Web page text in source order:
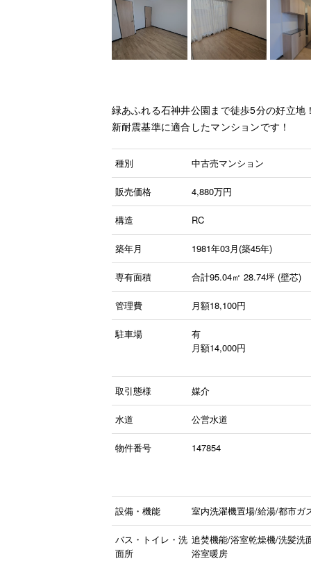
緑あふれる石神井公園まで徒歩5分の好立地
新耐震基準に適合したマンションです！
種別 中古売マンション
販売価格 4,880万円
構造 RC
築年月 1981年03月(築45年)
専有面積 合計95.04㎡ 28.74坪 (壁芯)
管理費 月額18,100円
駐車場
有
月額14,000円
取引態様 媒介
水道 公営水道
物件番号 147854
設備・機能 室内洗濯機置場/給湯/都市ガ
バス・トイレ・洗
面所
追焚機能/浴室乾燥機/洗髪洗
浴室暖房